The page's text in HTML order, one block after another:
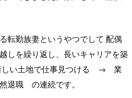
転勤族妻というやつでして 配偶
しを繰り返し、長いキャリアを築
しい土地で仕事見つける → 業
退職 の連続です。